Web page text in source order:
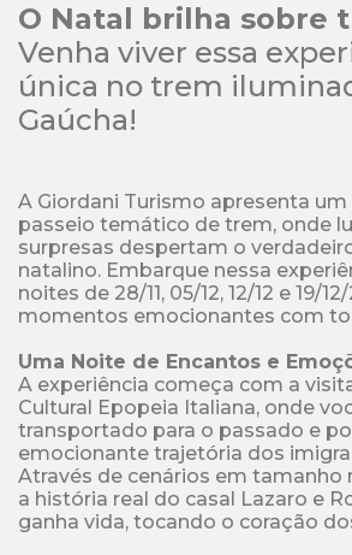
O Natal brilha sobre
Venha viver essa
única no trem
Gaúcha!
A Giordani Turismo apresenta
passeio temático de trem, onde
surpresas despertam o
natalino. Embarque nessa
noites de 28/11, 05/12, 12/12 e 19/
momentos emocionantes com
Uma Noite de Encantos e
A experiência começa com a
Cultural Epopeia Italiana, onde
transportado para o passado e
emocionante trajetória dos
Através de cenários em tamanho
a história real do casal Lazaro e
ganha vida, tocando o coração